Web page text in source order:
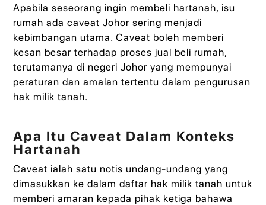
Apabila seseorang ingin membeli hartanah, isu
rumah ada caveat Johor sering menjadi
kebimbangan utama. Caveat boleh memberi
kesan besar terhadap proses jual beli rumah,
terutamanya di negeri Johor yang mempunyai
peraturan dan amalan tertentu dalam pengurusan
hak milik tanah.
Apa Itu Caveat Dalam Konteks
Hartanah
Caveat ialah satu notis undang-undang yang
dimasukkan ke dalam daftar hak milik tanah untuk
memberi amaran kepada pihak ketiga bahawa